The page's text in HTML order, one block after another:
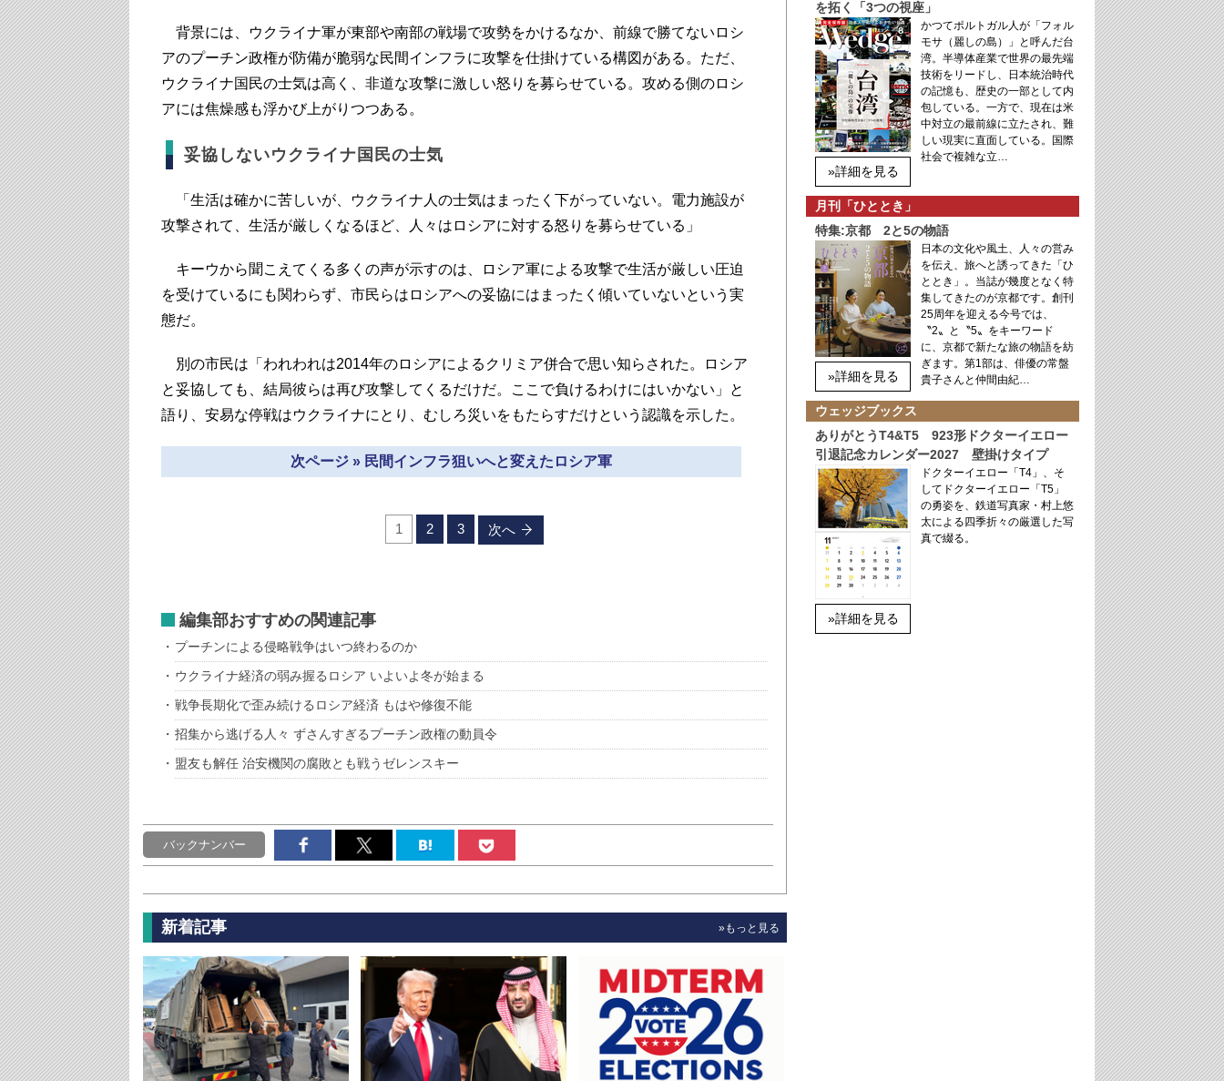
背景には、ウクライナ軍が東部や南部の戦場で攻勢をかけるなか、前線で勝てないロシ
アのプーチン政権が防備が脆弱な民間インフラに攻撃を仕掛けている構図がある。ただ、
ウクライナ国民の士気は高く、非道な攻撃に激しい怒りを募らせている。攻める側のロシ
アには焦燥感も浮かび上がりつつある。
妥協しないウクライナ国民の士気
「生活は確かに苦しいが、ウクライナ人の士気はまったく下がっていない。電力施設が
攻撃されて、生活が厳しくなるほど、人々はロシアに対する怒りを募らせている」
キーウから聞こえてくる多くの声が示すのは、ロシア軍による攻撃で生活が厳しい圧迫
を受けているにも関わらず、市民らはロシアへの妥協にはまったく傾いていないという実
態だ。
別の市民は「われわれは2014年のロシアによるクリミア併合で思い知らされた。ロシア
と妥協しても、結局彼らは再び攻撃してくるだけだ。ここで負けるわけにはいかない」と
語り、安易な停戦はウクライナにとり、むしろ災いをもたらすだけという認識を示した。
次ページ » 民間インフラ狙いへと変えたロシア軍
1 2 3 次へ
編集部おすすめの関連記事
プーチンによる侵略戦争はいつ終わるのか
ウクライナ経済の弱み握るロシア いよいよ冬が始まる
戦争長期化で歪み続けるロシア経済 もはや修復不能
招集から逃げる人々 ずさんすぎるプーチン政権の動員令
盟友も解任 治安機関の腐敗とも戦うゼレンスキー
バックナンバー
新着記事 »もっと見る
を拓く「3つの視座」
»詳細を見る
かつてポルトガル人が「フォル
モサ（麗しの島）」と呼んだ台
湾。半導体産業で世界の最先端
技術をリードし、日本統治時代
の記憶も、歴史の一部として内
包している。一方で、現在は米
中対立の最前線に立たされ、難
しい現実に直面している。国際
社会で複雑な立…
月刊「ひととき」
特集:京都 2と5の物語
»詳細を見る
日本の文化や風土、人々の営み
を伝え、旅へと誘ってきた「ひ
ととき」。当誌が幾度となく特
集してきたのが京都です。創刊
25周年を迎える今号では、
〝2〟と〝5〟をキーワード
に、京都で新たな旅の物語を紡
ぎます。第1部は、俳優の常盤
貴子さんと仲間由紀…
ウェッジブックス
ありがとうT4&T5 923形ドクターイエロー
引退記念カレンダー2027 壁掛けタイプ
»詳細を見る
ドクターイエロー「T4」、そ
してドクターイエロー「T5」
の勇姿を、鉄道写真家・村上悠
太による四季折々の厳選した写
真で綴る。